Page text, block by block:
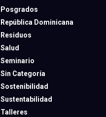
Posgrados
República Dominicana
Residuos
Salud
Seminario
Sin Categoría
Sostenibilidad
Sustentabilidad
Talleres